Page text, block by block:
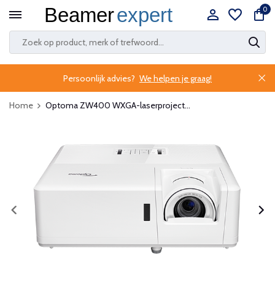
0
Persoonlijk advies? We helpen je graag!
Home Optoma ZW400 WXGA-laserproject...